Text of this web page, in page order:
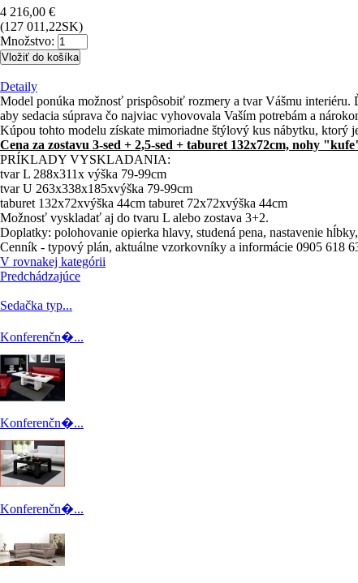
4 216,00 €
(127 011,22SK)
Množstvo:
Detaily
Model ponúka možnosť prispôsobiť rozmery a tvar Vášmu
aby sedacia súprava čo najviac vyhovovala Vaším potrebám a
Kúpou tohto modelu získate mimoriadne štýlový kus nábytku, ktorý
Cena za zostavu 3-sed + 2,5-sed + taburet 132x72cm, nohy
PRÍKLADY VYSKLADANIA:
tvar L 288x311x výška 79-99cm
tvar U 263x338x185xvýška 79-99cm
taburet 132x72xvýška 44cm taburet 72x72xvýška 44cm
Možnosť vyskladať aj do tvaru L alebo zostava 3+2.
Doplatky: polohovanie opierka hlavy, studená pena, nastavenie
Cenník - typový plán, aktuálne vzorkovníky a informácie 0905 618
V rovnakej kategórii
Predchádzajúce
Sedačka typ...
Konferenčn�...